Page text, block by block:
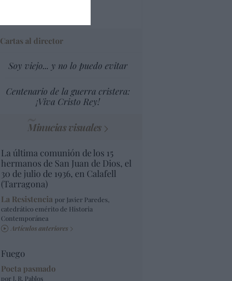
Cartas al director
Soy viejo... y no lo puedo evitar
Centenario de la guerra cristera:
¡Viva Cristo Rey!
Minucias visuales
La última comunión de los 15
hermanos de San Juan de Dios, el
30 de julio de 1936, en Calafell
(Tarragona)
La Resistencia por Javier Paredes,
catedrático emérito de Historia
Contemporánea
Artículos anteriores
Fuego
Poeta pasmado
por J. R. Pablos